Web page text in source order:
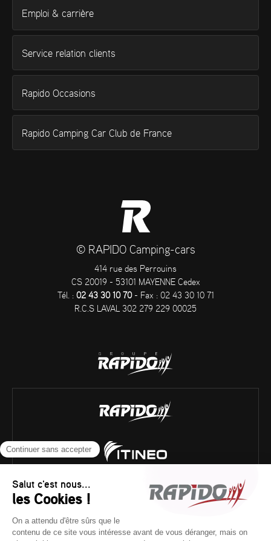
Emploi & carrière
Service relation clients
Rapido Occasions
Rapido Camping Car Club de France
© RAPIDO Camping-cars
414 rue des Perrouins
CS 20019 - 53101 MAYENNE Cedex
Tél. : 02 43 30 10 70- Fax : 02 43 30 10 71
R.C.S LAVAL 302 279 229 00025